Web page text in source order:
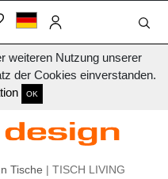
weiteren Nutzung unserer
der Cookies einverstanden.
OK
Tische | TISCH LIVING